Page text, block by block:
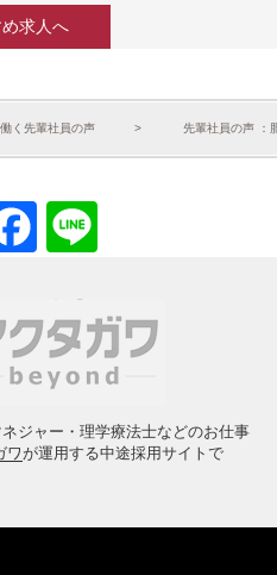
求人へ
く先輩社員の声 先輩社員の声
Facebook
Line
ジャー・理学療法士などのお仕事
ワが運用する中途採用サイトで